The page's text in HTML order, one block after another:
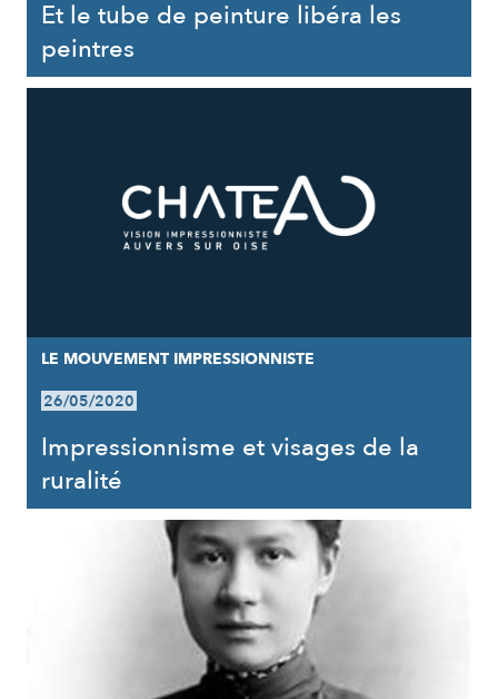
Et le tube de peinture libéra les
peintres
LE MOUVEMENT IMPRESSIONNISTE
26/05/2020
Impressionnisme et visages de la
ruralité